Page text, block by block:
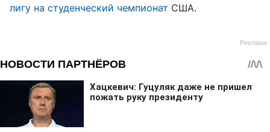
лигу на студенческий чемпионат США.